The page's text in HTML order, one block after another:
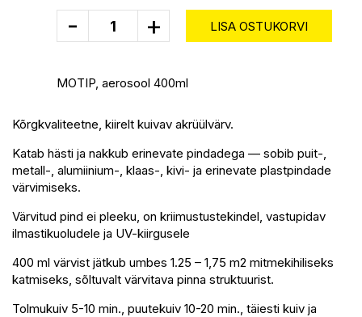
- + LISA OSTUKORVI
MOTIP, aerosool 400ml
Kõrgkvaliteetne, kiirelt kuivav akrüülvärv.
Katab hästi ja nakkub erinevate pindadega — sobib puit-,
metall-, alumiinium-, klaas-, kivi- ja erinevate plastpindade
värvimiseks.
Värvitud pind ei pleeku, on kriimustustekindel, vastupidav
ilmastikuoludele ja UV-kiirgusele
400 ml värvist jätkub umbes 1.25 – 1,75 m2 mitmekihiliseks
katmiseks, sõltuvalt värvitava pinna struktuurist.
Tolmukuiv 5-10 min., puutekuiv 10-20 min., täiesti kuiv ja